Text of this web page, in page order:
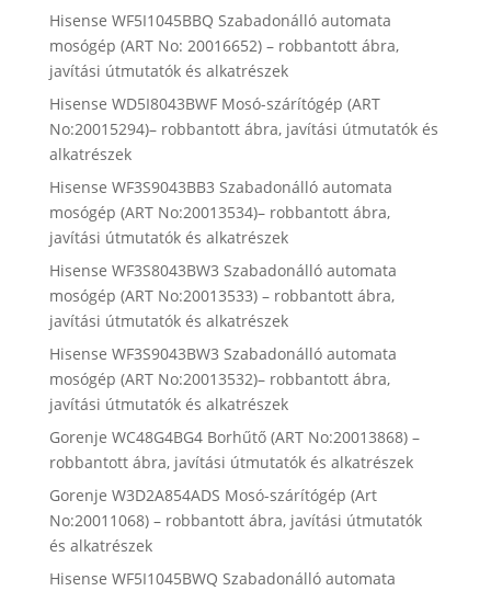
Hisense WF5I1045BBQ Szabadonálló automata
mosógép (ART No: 20016652) – robbantott ábra,
javítási útmutatók és alkatrészek
Hisense WD5I8043BWF Mosó-szárítógép (ART
No:20015294)– robbantott ábra, javítási útmutatók és
alkatrészek
Hisense WF3S9043BB3 Szabadonálló automata
mosógép (ART No:20013534)– robbantott ábra,
javítási útmutatók és alkatrészek
Hisense WF3S8043BW3 Szabadonálló automata
mosógép (ART No:20013533) – robbantott ábra,
javítási útmutatók és alkatrészek
Hisense WF3S9043BW3 Szabadonálló automata
mosógép (ART No:20013532)– robbantott ábra,
javítási útmutatók és alkatrészek
Gorenje WC48G4BG4 Borhűtő (ART No:20013868) –
robbantott ábra, javítási útmutatók és alkatrészek
Gorenje W3D2A854ADS Mosó-szárítógép (Art
No:20011068) – robbantott ábra, javítási útmutatók
és alkatrészek
Hisense WF5I1045BWQ Szabadonálló automata